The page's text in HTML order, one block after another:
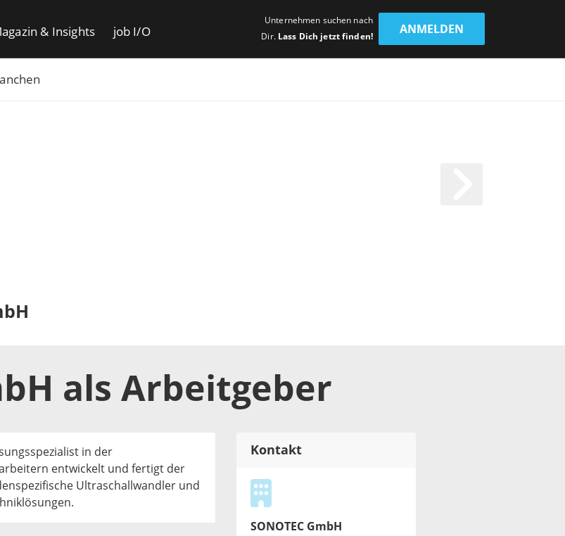
& Insights job I/O
Unternehmen suchen nach
Dir. Lass Dich jetzt finden!
ANMELDEN
als Arbeitgeber
in der
entwickelt und fertigt der
Ultraschallwandler und
Kontakt
SONOTEC GmbH